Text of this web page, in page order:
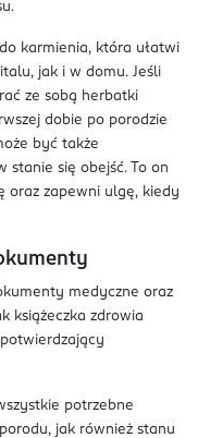
karmienia, która ułatwi
jak i w domu. Jeśli
ze sobą herbatki
dobie po porodzie
być także
stanie się obejść. To on
oraz zapewni ulgę, kiedy
medyczne oraz
książeczka zdrowia
potrzebne
jak również stanu